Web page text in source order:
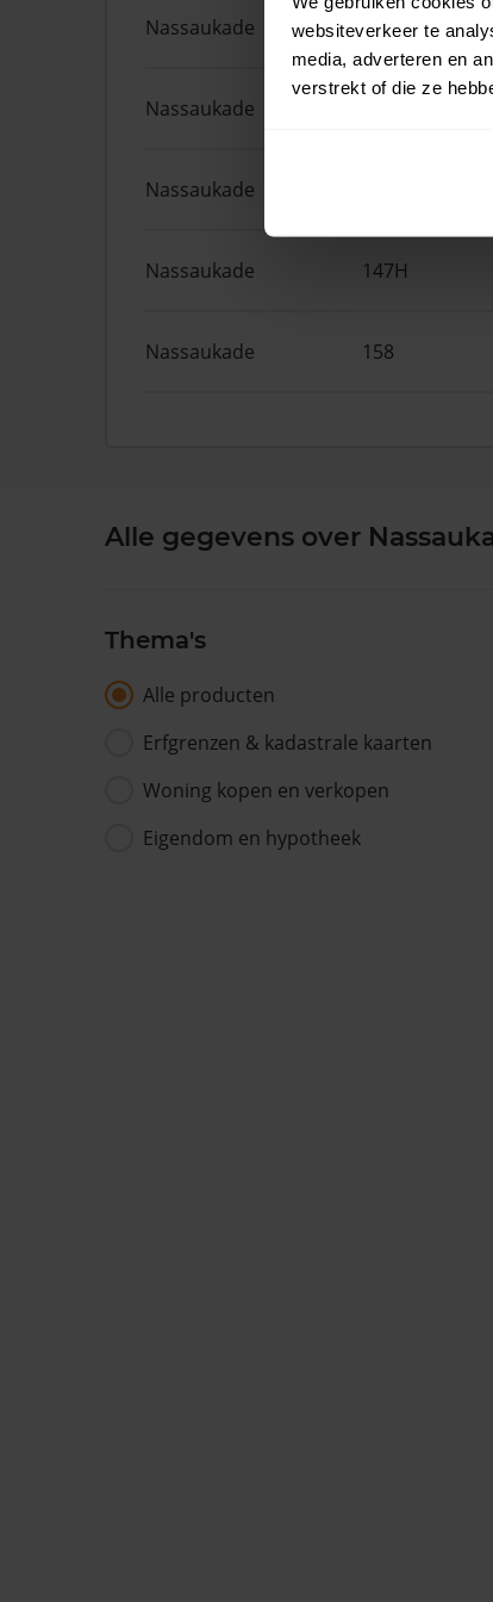
websiteverkeer te
media, adverteren en
verstrekt of die ze
Nassaukade 161F
Nassaukade
Nassaukade
Nassaukade 147H
Nassaukade 158
Alle gegevens over
Thema's
Alle producten
Erfgrenzen & kadastrale kaarten
Woning kopen en verkopen
Eigendom en hypotheek